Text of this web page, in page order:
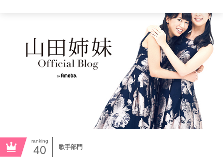
ranking
40 歌手部門